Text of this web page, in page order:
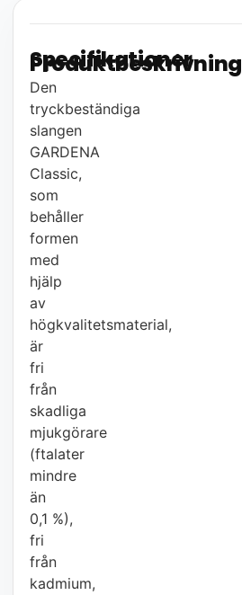
Produktbeskrivning
Den
tryckbeständiga
slangen
GARDENA
Classic,
som
behåller
formen
med
hjälp
av
högkvalitetsmaterial,
är
fri
från
skadliga
mjukgörare
(ftalater
mindre
än
0,1 %),
fri
från
kadmium,
Specifikationer